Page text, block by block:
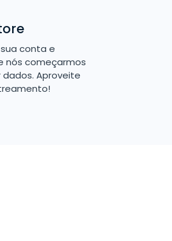
conta e
nós começarmos
dados. Aproveite